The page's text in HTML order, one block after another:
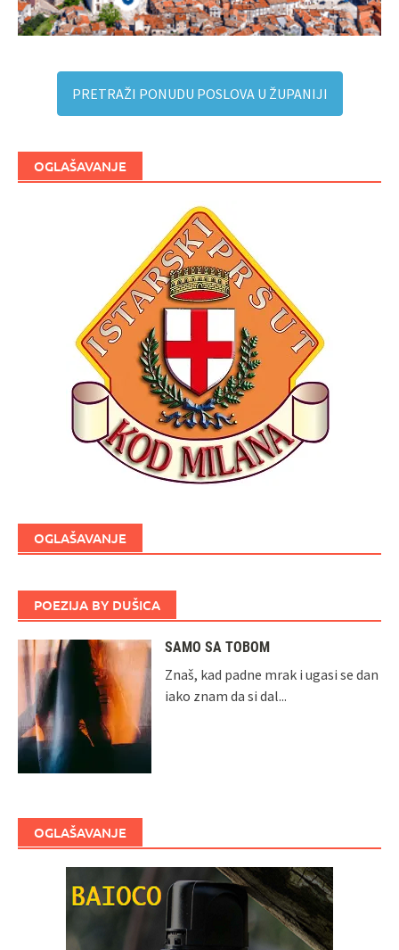
PRETRAŽI PONUDU POSLOVA U ŽUPANIJI
OGLAŠAVANJE
OGLAŠAVANJE
POEZIJA BY DUŠICA
SAMO SA TOBOM
Znaš, kad padne mrak i ugasi se dan
iako znam da si dal...
OGLAŠAVANJE